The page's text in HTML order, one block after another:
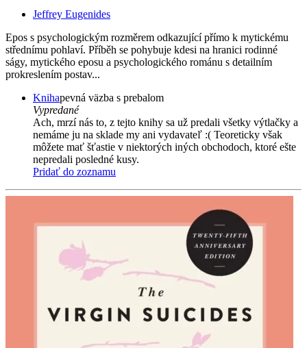
Jeffrey Eugenides
Epos s psychologickým rozměrem odkazující přímo k mytickému
střednímu pohlaví. Příběh se pohybuje kdesi na hranici rodinné
ságy, mytického eposu a psychologického románu s detailním
prokreslením postav...
Knihapevná väzba s prebalom
Vypredané
Ach, mrzí nás to, z tejto knihy sa už predali všetky výtlačky a
nemáme ju na sklade my ani vydavateľ :( Teoreticky však
môžete mať šťastie v niektorých iných obchodoch, ktoré ešte
nepredali posledné kusy.
Pridať do zoznamu